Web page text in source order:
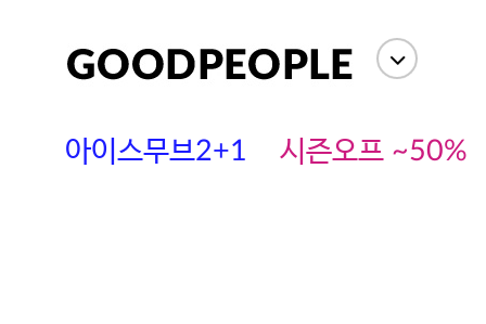
아이스무브2+1 시즌오프 ~50%
상세정보 사이즈 상품평(